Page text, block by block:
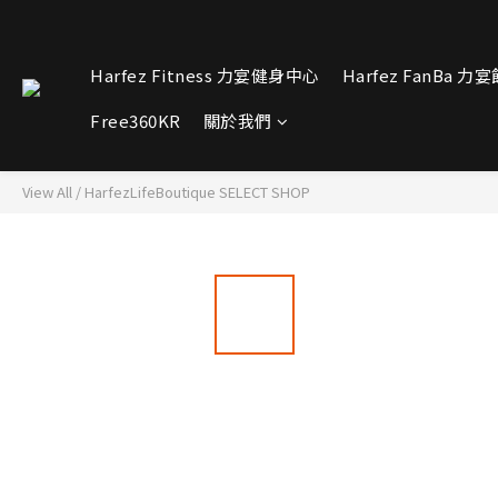
Harfez Fitness 力宴健身中心 Harfez FanBa 力宴
Free360KR
關於我們
View All / HarfezLifeBoutique SELECT SHOP